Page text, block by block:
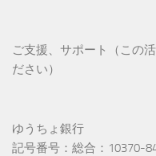
ご支援、サポート（この
ださい）
ゆうちょ銀行
記号番号：総合：10370-